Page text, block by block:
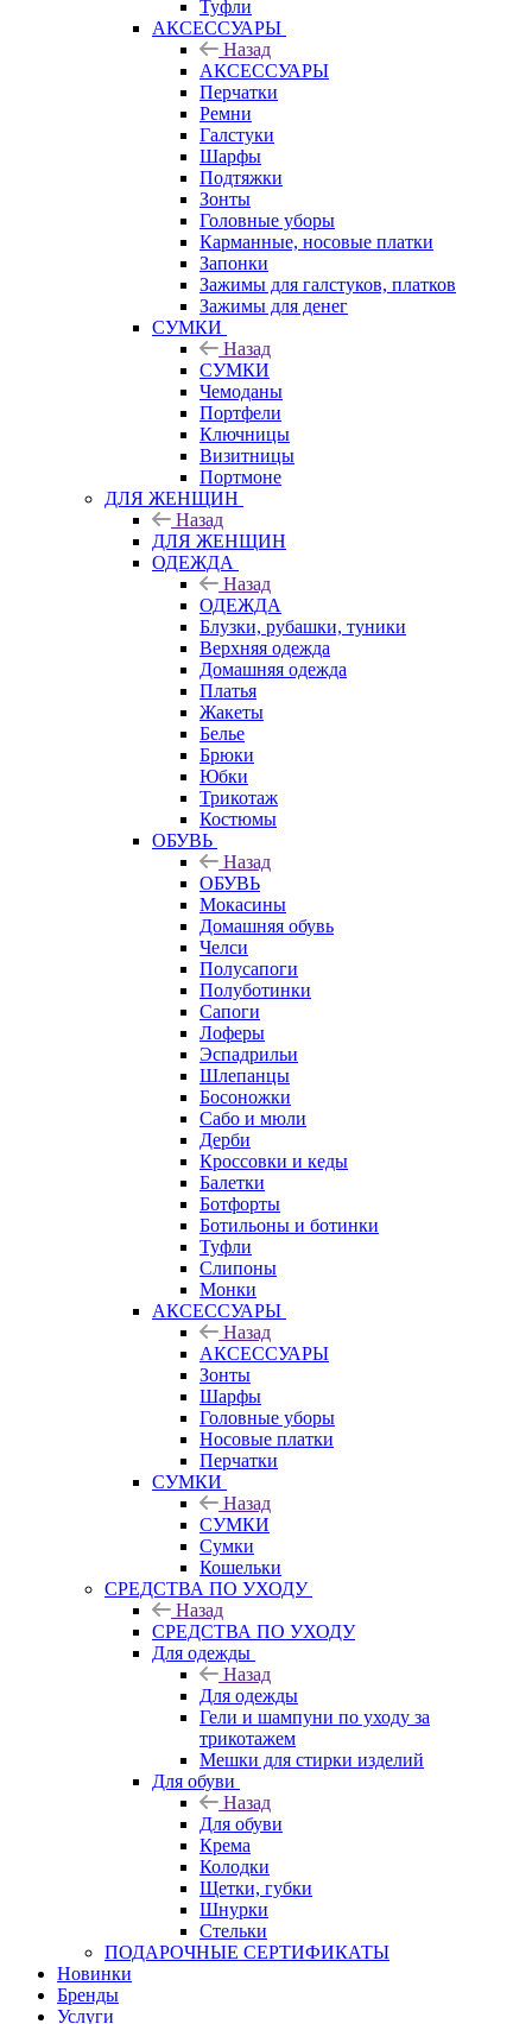
Туфли
АКСЕССУАРЫ
Назад
АКСЕССУАРЫ
Перчатки
Ремни
Галстуки
Шарфы
Подтяжки
Зонты
Головные уборы
Карманные, носовые платки
Запонки
Зажимы для галстуков, платков
Зажимы для денег
СУМКИ
Назад
СУМКИ
Чемоданы
Портфели
Ключницы
Визитницы
Портмоне
ДЛЯ ЖЕНЩИН
Назад
ДЛЯ ЖЕНЩИН
ОДЕЖДА
Назад
ОДЕЖДА
Блузки, рубашки, туники
Верхняя одежда
Домашняя одежда
Платья
Жакеты
Белье
Брюки
Юбки
Трикотаж
Костюмы
ОБУВЬ
Назад
ОБУВЬ
Мокасины
Домашняя обувь
Челси
Полусапоги
Полуботинки
Сапоги
Лоферы
Эспадрильи
Шлепанцы
Босоножки
Сабо и мюли
Дерби
Кроссовки и кеды
Балетки
Ботфорты
Ботильоны и ботинки
Туфли
Слипоны
Монки
АКСЕССУАРЫ
Назад
АКСЕССУАРЫ
Зонты
Шарфы
Головные уборы
Носовые платки
Перчатки
СУМКИ
Назад
СУМКИ
Сумки
Кошельки
CРЕДСТВА ПО УХОДУ
Назад
CРЕДСТВА ПО УХОДУ
Для одежды
Назад
Для одежды
Гели и шампуни по уходу за
трикотажем
Мешки для стирки изделий
Для обуви
Назад
Для обуви
Крема
Колодки
Щетки, губки
Шнурки
Стельки
ПОДАРОЧНЫЕ СЕРТИФИКАТЫ
Новинки
Бренды
Услуги